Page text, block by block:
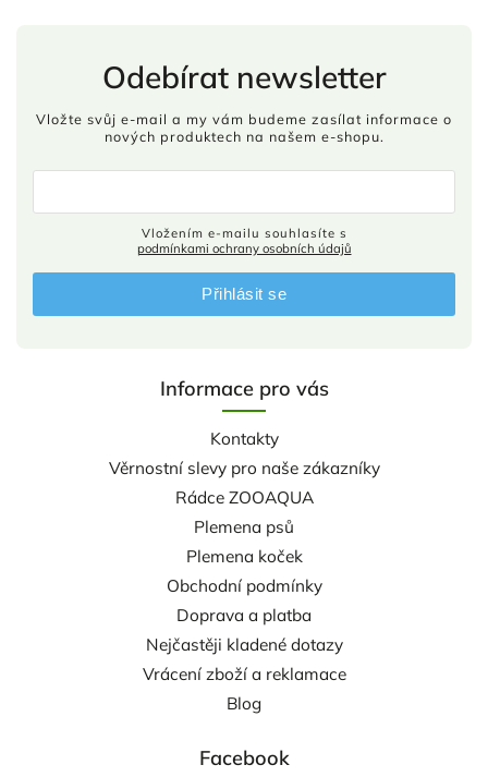
Informace pro vás
Kontakty
Věrnostní slevy pro naše zákazníky
Rádce ZOOAQUA
Plemena psů
Plemena koček
Obchodní podmínky
Doprava a platba
Nejčastěji kladené dotazy
Vrácení zboží a reklamace
Blog
Facebook
Odebírat newsletter
Vložte svůj e-mail a my vám budeme zasílat informace o
nových produktech na našem e-shopu.
podmínkami ochrany osobních údajů
Přihlásit se